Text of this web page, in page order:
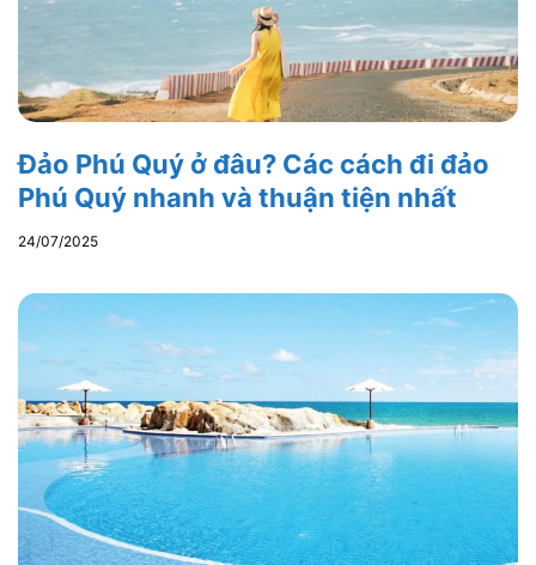
Đảo Phú Quý ở đâu? Các cách đi đảo
Phú Quý nhanh và thuận tiện nhất
24/07/2025